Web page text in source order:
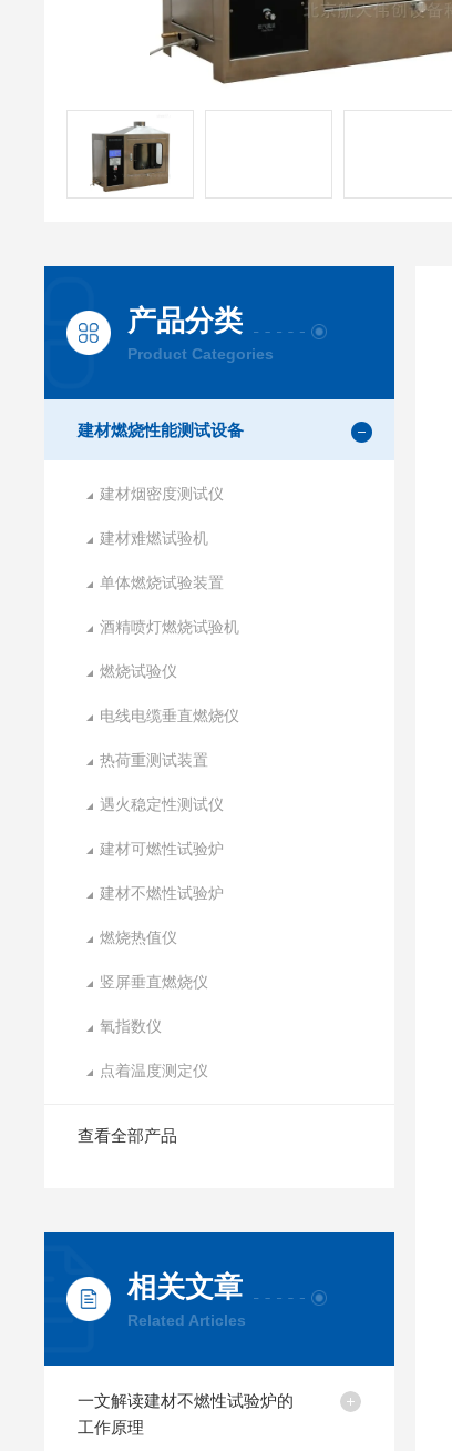
产品分类
Product Categories
建材燃烧性能测试设备
建材烟密度测试仪
建材难燃试验机
单体燃烧试验装置
酒精喷灯燃烧试验机
燃烧试验仪
电线电缆垂直燃烧仪
热荷重测试装置
遇火稳定性测试仪
建材可燃性试验炉
建材不燃性试验炉
燃烧热值仪
竖屏垂直燃烧仪
氧指数仪
点着温度测定仪
查看全部产品
相关文章
Related Articles
一文解读建材不燃性试验炉的
工作原理